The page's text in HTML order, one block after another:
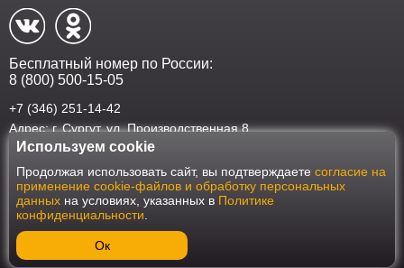
Бесплатный номер по России:
8 (800) 500-15-05
+7 (346) 251-14-42
Адрес: г. Сургут. ул. Производственная 8
Наш интернет-магазин работает в соответствии с требованиями
Федерального закона от 27 июля 2006 года №152-ФЗ "О персональных
данных". Оформить заказ на сайте Мебеласка возможно только при
наличии согласия на обработку Ваших персональных данных. Для
улучшения работы сайта и его взаимодействия с пользователями мы
используем файлы cookie. Продолжая пользоваться сайтом, вы
соглашаетесь с использованием cookie.
Используем cookie
Продолжая использовать сайт, вы подтверждаете согласие на
применение cookie-файлов и обработку персональных
данных на условиях, указанных в Политике
конфиденциальности
Ок